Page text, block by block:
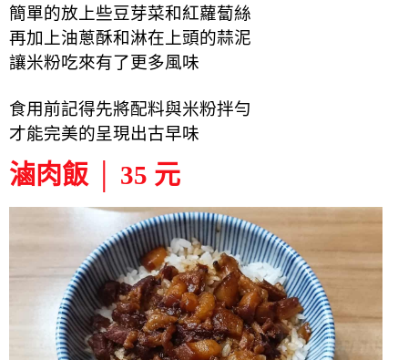
簡單的放上些豆芽菜和紅蘿蔔絲
再加上油蔥酥和淋在上頭的蒜泥
讓米粉吃來有了更多風味
食用前記得先將配料與米粉拌勻
才能完美的呈現出古早味
滷肉飯 │ 35 元